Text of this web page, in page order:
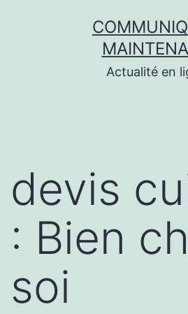
Actualité en
devis
: Bien
soi